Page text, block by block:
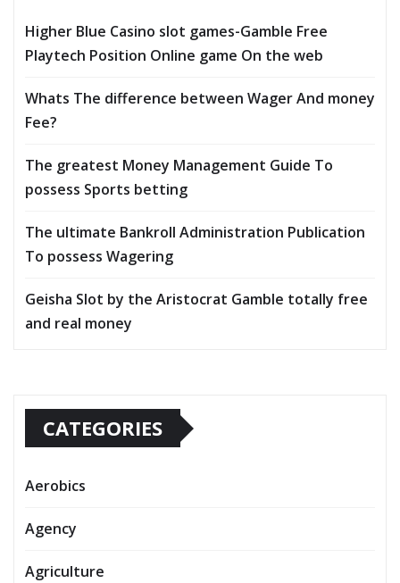
Higher Blue Casino slot games-Gamble Free
Playtech Position Online game On the web
Whats The difference between Wager And money
Fee?
The greatest Money Management Guide To
possess Sports betting
The ultimate Bankroll Administration Publication
To possess Wagering
Geisha Slot by the Aristocrat Gamble totally free
and real money
CATEGORIES
Aerobics
Agency
Agriculture